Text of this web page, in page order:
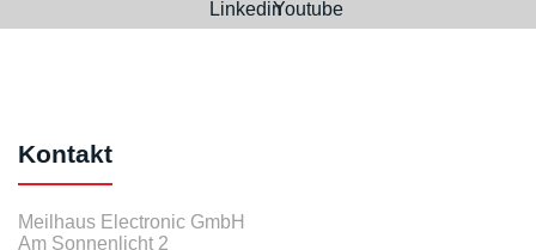
Kontakt
Meilhaus Electronic GmbH
Am Sonnenlicht 2